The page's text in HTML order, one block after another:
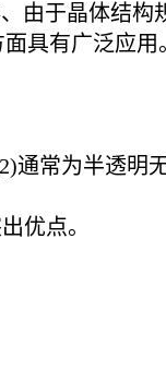
由于晶体结
具有广泛应用
常为半透明
优点。